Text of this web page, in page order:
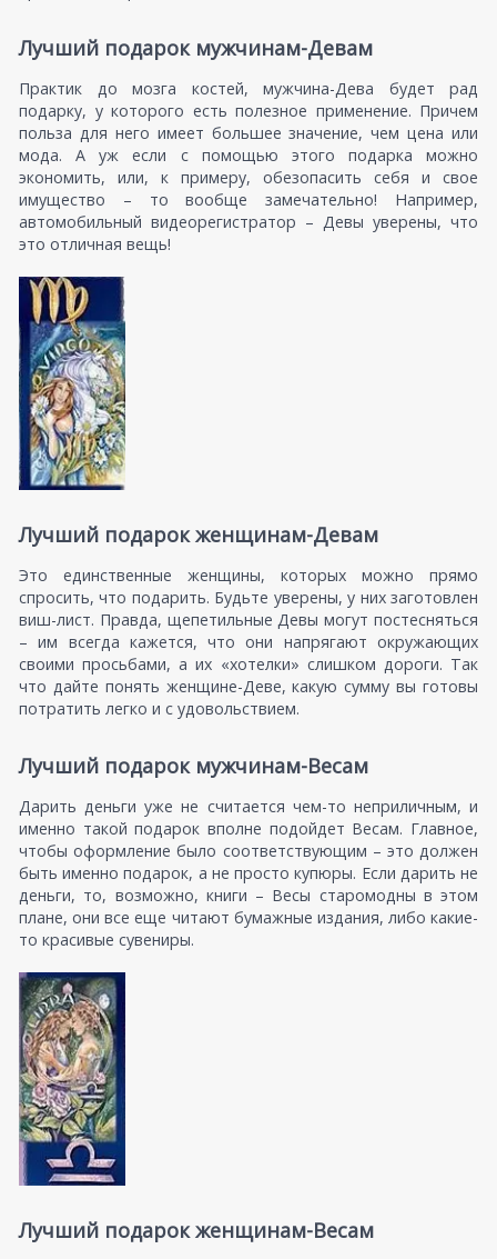
Лучший подарок мужчинам-Девам
Практик до мозга костей, мужчина-Дева будет рад
подарку, у которого есть полезное применение. Причем
польза для него имеет большее значение, чем цена или
мода. А уж если с помощью этого подарка можно
экономить, или, к примеру, обезопасить себя и свое
имущество – то вообще замечательно! Например,
автомобильный видеорегистратор – Девы уверены, что
это отличная вещь!
Лучший подарок женщинам-Девам
Это единственные женщины, которых можно прямо
спросить, что подарить. Будьте уверены, у них заготовлен
виш-лист. Правда, щепетильные Девы могут постесняться
– им всегда кажется, что они напрягают окружающих
своими просьбами, а их «хотелки» слишком дороги. Так
что дайте понять женщине-Деве, какую сумму вы готовы
потратить легко и с удовольствием.
Лучший подарок мужчинам-Весам
Дарить деньги уже не считается чем-то неприличным, и
именно такой подарок вполне подойдет Весам. Главное,
чтобы оформление было соответствующим – это должен
быть именно подарок, а не просто купюры. Если дарить не
деньги, то, возможно, книги – Весы старомодны в этом
плане, они все еще читают бумажные издания, либо какие-
то красивые сувениры.
Лучший подарок женщинам-Весам